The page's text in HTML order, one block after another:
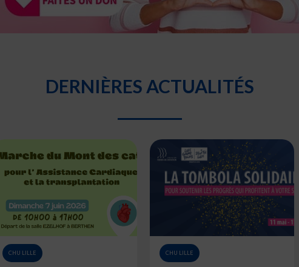
DERNIÈRES ACTUALITÉS
CHU LILLE CHU LILLE